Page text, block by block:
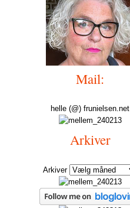
Mail:
helle (@) frunielsen.net
Arkiver
Arkiver